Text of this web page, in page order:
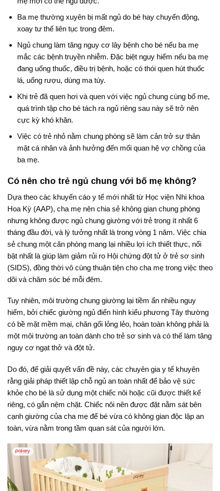
Ba mẹ thường xuyên bị mất ngủ do bé hay chuyển động,
xoay tư thế liên tục trong đêm.
Ngủ chung làm tăng nguy cơ lây bệnh cho bé nếu ba mẹ
mắc các bệnh truyền nhiễm. Đặc biệt nguy hiểm nếu ba mẹ
đang uống thuốc, điều trị bệnh, hoặc có thói quen hút thuốc
lá, uống rượu, dùng ma túy.
Khi trẻ đã quen hơi và quen với việc ngủ chung cùng bố mẹ,
quá trình tập cho bé tách ra ngủ riêng sau này sẽ trở nên
cực kỳ khó khăn.
Việc có trẻ nhỏ nằm chung phòng sẽ làm cản trở sự thân
mật cá nhân và ảnh hưởng đến mối quan hệ vợ chồng của
ba mẹ.
Có nên cho trẻ ngủ chung với bố mẹ không?
Dựa theo các khuyến cáo y tế mới nhất từ Học viện Nhi khoa
Hoa Kỳ (AAP), cha mẹ nên chia sẻ không gian chung phòng
nhưng không được ngủ chung giường với trẻ trong ít nhất 6
tháng đầu đời, và lý tưởng nhất là trong vòng 1 năm. Việc chia
sẻ chung một căn phòng mang lại nhiều lợi ích thiết thực, nổi
bật nhất là giúp làm giảm rủi ro Hội chứng đột tử ở trẻ sơ sinh
(SIDS), đồng thời vô cùng thuận tiện cho cha mẹ trong việc theo
dõi và chăm sóc bé mỗi đêm.
Tuy nhiên, môi trường chung giường lại tiềm ẩn nhiều nguy
hiểm, bởi chiếc giường ngủ điển hình kiểu phương Tây thường
có bề mặt mềm mại, chăn gối lỏng lẻo, hoàn toàn không phải là
một môi trường an toàn dành cho trẻ sơ sinh và có thể làm tăng
nguy cơ ngạt thở và đột tử.
Do đó, để giải quyết vấn đề này, các chuyên gia y tế khuyên
rằng giải pháp thiết lập chỗ ngủ an toàn nhất để bảo vệ sức
khỏe cho bé là sử dụng một chiếc nôi hoặc cũi được thiết kế
riêng, có gắn nệm chặt. Chiếc nôi nên được đặt nằm sát bên
cạnh giường của cha mẹ để bé vừa có không gian độc lập an
toàn, vừa nằm trong tầm quan sát của người lớn.